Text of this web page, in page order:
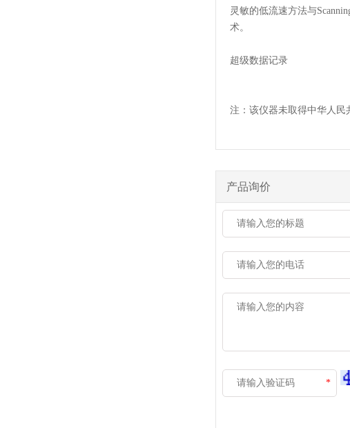
灵敏的低流速方法与
术。
超级数据记录
注：该仪器未取得中华人民
产品询价
*